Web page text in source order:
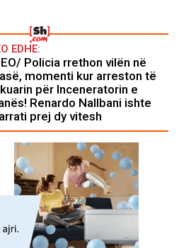
EDHE:
Policia rrethon vilën në
momenti kur arreston të
për Inceneratorin e
Renardo Nallbani ishte
prej dy vitesh